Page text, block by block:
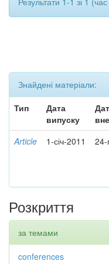
Знайдені матеріали:
Тип
Дата
випуску
Article 1-січ-2011 24-
Розкриття
за темами
conferences